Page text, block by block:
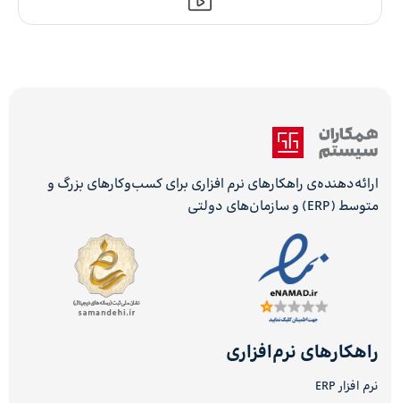
ارائه‌دهنده‌ی راهکارهای نرم افزاری برای کسب‌وکارهای بزرگ و
متوسط (ERP) و سازمان‌های دولتی
راهکارهای نرم‌افزاری
نرم افزار ERP